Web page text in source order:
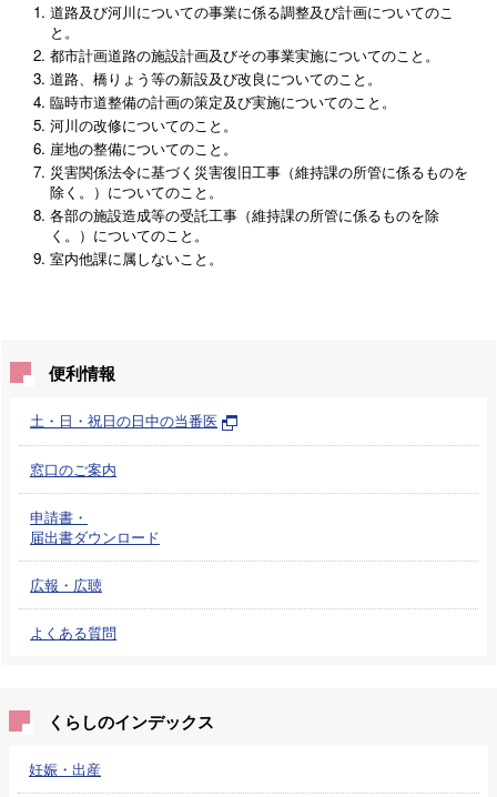
道路及び河川についての事業に係る調整及び計画についてのこ
と。
都市計画道路の施設計画及びその事業実施についてのこと。
道路、橋りょう等の新設及び改良についてのこと。
臨時市道整備の計画の策定及び実施についてのこと。
河川の改修についてのこと。
崖地の整備についてのこと。
災害関係法令に基づく災害復旧工事（維持課の所管に係るものを
除く。）についてのこと。
各部の施設造成等の受託工事（維持課の所管に係るものを除
く。）についてのこと。
室内他課に属しないこと。
便利情報
土・日・祝日の日中の当番医
窓口のご案内
申請書・
届出書ダウンロード
広報・広聴
よくある質問
くらしのインデックス
妊娠・出産